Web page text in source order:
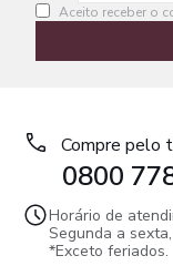
Aceito receber o
Compre pelo
0800
Horário de
Segunda a
*Exceto feriados.